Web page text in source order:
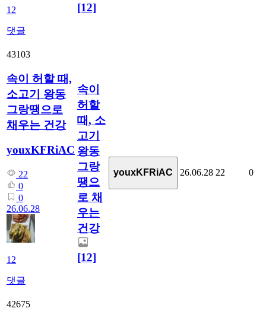
12
댓글
[12]
43103
속이 허할 때,
소고기 왕동
그랑땡으로
채우는 건강
youxKFRiAC
22
0
0
26.06.28
12
댓글
속이
허할
때, 소
고기
왕동
그랑
땡으
로 채
우는
건강
[12]
youxKFRiAC 26.06.28 22 0
42675